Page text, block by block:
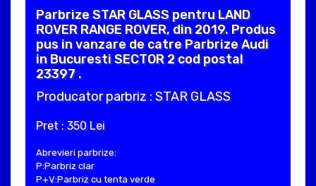
Parbrize STAR GLASS pentru LAND
ROVER RANGE ROVER, din 2019. Produs
pus in vanzare de catre Parbrize Audi
in Bucuresti SECTOR 2 cod postal
23397 .
Producator parbriz : STAR GLASS
Pret : 350 Lei
Abrevieri parbrize:
P:Parbriz clar
P+V:Parbriz cu tenta verde